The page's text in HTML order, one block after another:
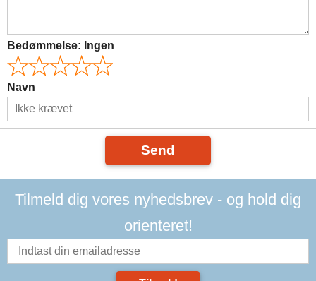
Bedømmelse: Ingen
Navn
Send
Tilmeld dig vores nyhedsbrev - og hold dig
orienteret!